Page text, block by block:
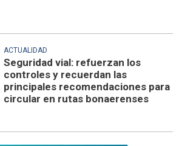
ACTUALIDAD
Seguridad vial: refuerzan los
controles y recuerdan las
principales recomendaciones para
circular en rutas bonaerenses